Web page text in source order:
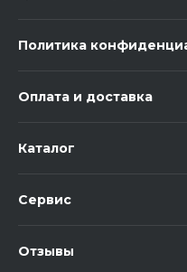
Политика
Оплата и доставка
Каталог
Сервис
Отзывы